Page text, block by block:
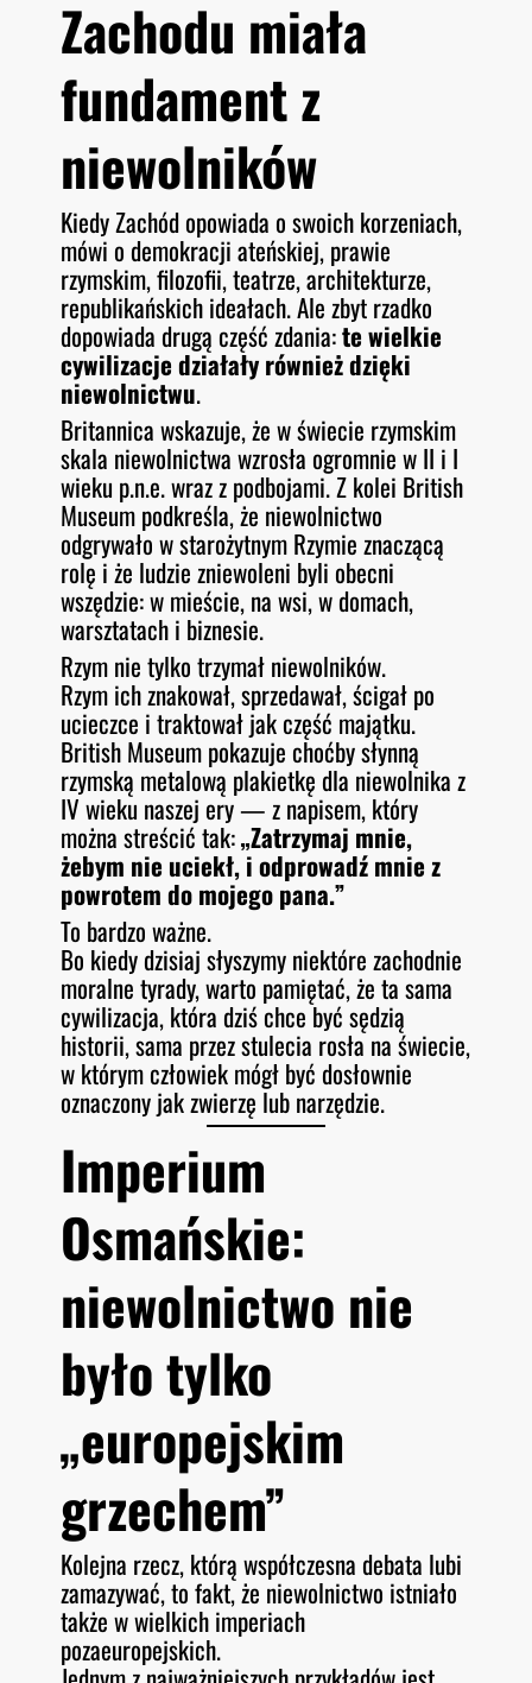
Zachodu miała
fundament z
niewolników
Kiedy Zachód opowiada o swoich korzeniach,
mówi o demokracji ateńskiej, prawie
rzymskim, filozofii, teatrze, architekturze,
republikańskich ideałach. Ale zbyt rzadko
dopowiada drugą część zdania:te wielkie
cywilizacje działały również dzięki
niewolnictwu.
Britannica wskazuje, że w świecie rzymskim
skala niewolnictwa wzrosła ogromnie w II i I
wieku p.n.e. wraz z podbojami. Z kolei British
Museum podkreśla, że niewolnictwo
odgrywało w starożytnym Rzymie znaczącą
rolę i że ludzie zniewoleni byli obecni
wszędzie: w mieście, na wsi, w domach,
warsztatach i biznesie.
Rzym nie tylko trzymał niewolników.
Rzym ich znakował, sprzedawał, ścigał po
ucieczce i traktował jak część majątku.
British Museum pokazuje choćby słynną
rzymską metalową plakietkę dla niewolnika z
IV wieku naszej ery — z napisem, który
można streścić tak:„Zatrzymaj mnie,
żebym nie uciekł, i odprowadź mnie z
powrotem do mojego pana.”
To bardzo ważne.
Bo kiedy dzisiaj słyszymy niektóre zachodnie
moralne tyrady, warto pamiętać, że ta sama
cywilizacja, która dziś chce być sędzią
historii, sama przez stulecia rosła na świecie,
w którym człowiek mógł być dosłownie
oznaczony jak zwierzę lub narzędzie.
Imperium
Osmańskie:
niewolnictwo nie
było tylko
„europejskim
grzechem”
Kolejna rzecz, którą współczesna debata lubi
zamazywać, to fakt, że niewolnictwo istniało
także w wielkich imperiach
pozaeuropejskich.